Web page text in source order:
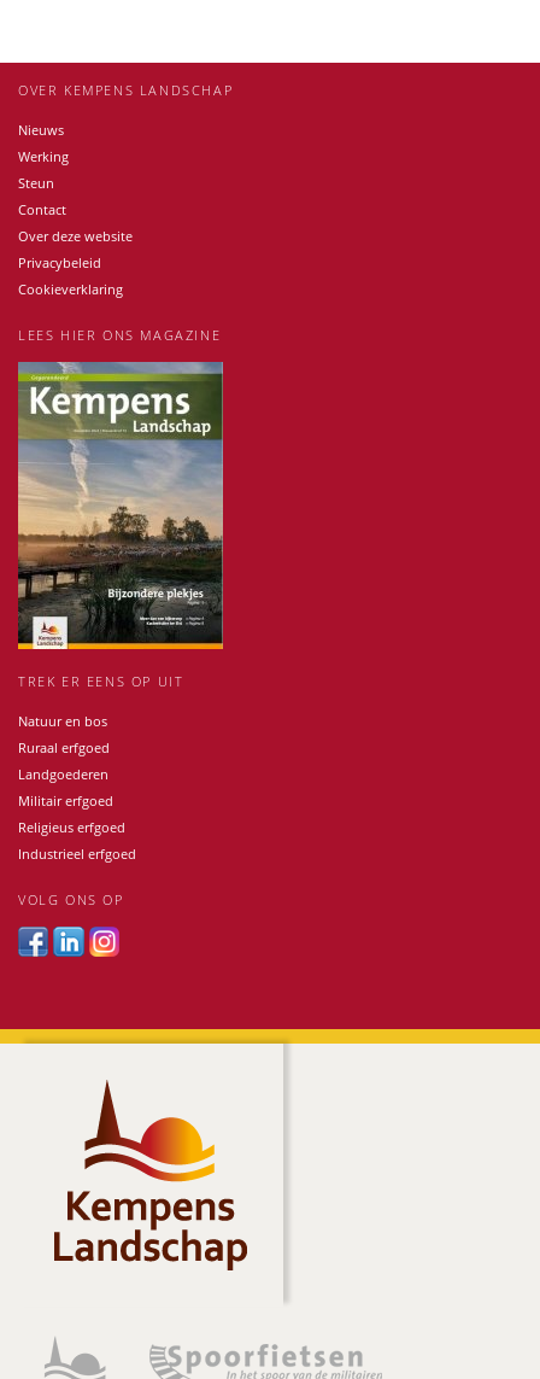
OVER KEMPENS LANDSCHAP
Nieuws
Werking
Steun
Contact
Over deze website
Privacybeleid
Cookieverklaring
LEES HIER ONS MAGAZINE
TREK ER EENS OP UIT
Natuur en bos
Ruraal erfgoed
Landgoederen
Militair erfgoed
Religieus erfgoed
Industrieel erfgoed
VOLG ONS OP